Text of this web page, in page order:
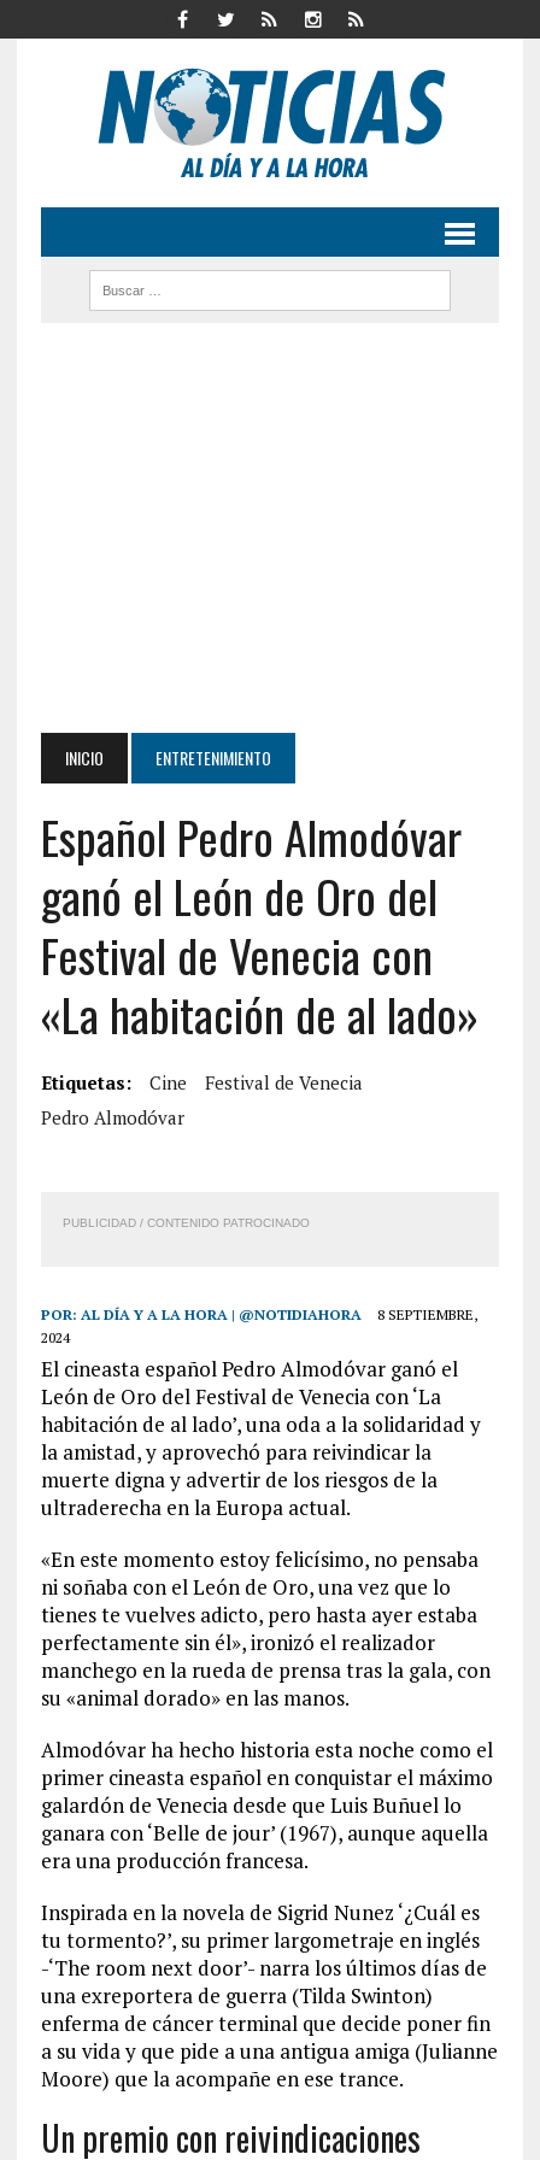
INICIO ENTRETENIMIENTO
Español Pedro Almodóvar
ganó el León de Oro del
Festival de Venecia con
«La habitación de al lado»
Etiquetas: Cine
Festival de Venecia
Pedro Almodóvar
PUBLICIDAD / CONTENIDO PATROCINADO
POR: AL DÍA Y A LA HORA | @NOTIDIAHORA
8 SEPTIEMBRE,
2024
El cineasta español Pedro Almodóvar ganó el
León de Oro del Festival de Venecia con ‘La
habitación de al lado’, una oda a la solidaridad y
la amistad, y aprovechó para reivindicar la
muerte digna y advertir de los riesgos de la
ultraderecha en la Europa actual.
«En este momento estoy felicísimo, no pensaba
ni soñaba con el León de Oro, una vez que lo
tienes te vuelves adicto, pero hasta ayer estaba
perfectamente sin él», ironizó el realizador
manchego en la rueda de prensa tras la gala, con
su «animal dorado» en las manos.
Almodóvar ha hecho historia esta noche como el
primer cineasta español en conquistar el máximo
galardón de Venecia desde que Luis Buñuel lo
ganara con ‘Belle de jour’ (1967), aunque aquella
era una producción francesa.
Inspirada en la novela de Sigrid Nunez ‘¿Cuál es
tu tormento?’, su primer largometraje en inglés
-‘The room next door’- narra los últimos días de
una exreportera de guerra (Tilda Swinton)
enferma de cáncer terminal que decide poner fin
a su vida y que pide a una antigua amiga (Julianne
Moore) que la acompañe en ese trance.
Un premio con reivindicaciones